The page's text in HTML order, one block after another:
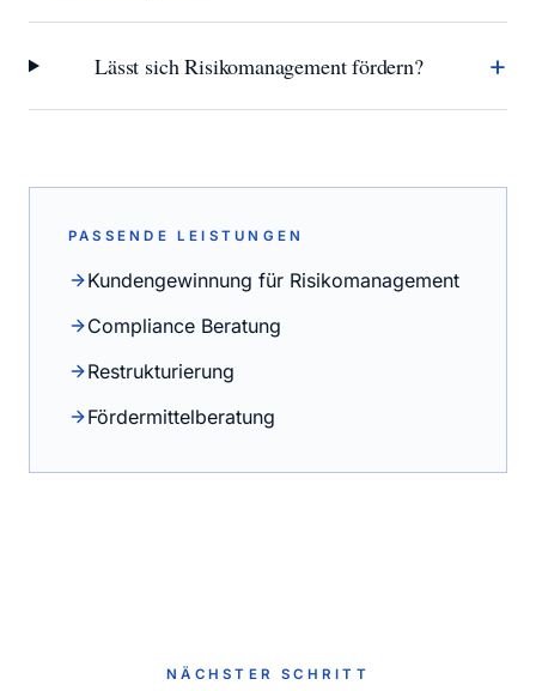
Lässt sich Risikomanagement fördern? +
PASSENDE LEISTUNGEN
Kundengewinnung für Risikomanagement
Compliance Beratung
Restrukturierung
Fördermittelberatung
NÄCHSTER SCHRITT